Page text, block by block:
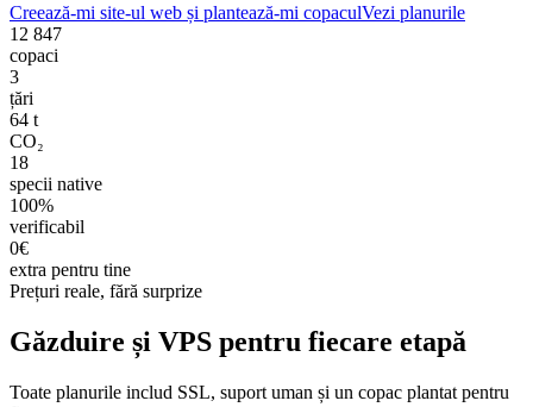
Creează-mi site-ul web și plantează-mi copaculVezi planurile
12 847
copaci
3
țări
64 t
CO₂
18
specii native
100%
verificabil
0€
extra pentru tine
Prețuri reale, fără surprize
Găzduire și VPS pentru fiecare etapă
Toate planurile includ SSL, suport uman și un copac plantat pentru